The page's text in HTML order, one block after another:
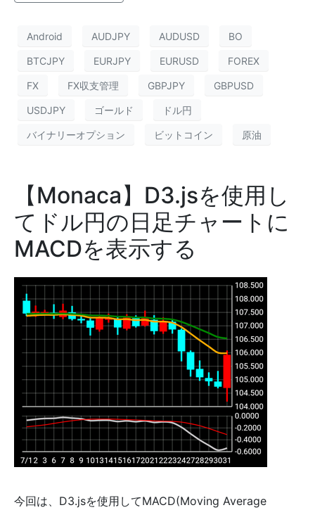
Android AUDJPY AUDUSD BO
BTCJPY EURJPY EURUSD FOREX
FX FX収支管理 GBPJPY GBPUSD
USDJPY ゴールド ドル円
バイナリーオプション ビットコイン 原油
【Monaca】D3.jsを使用し
てドル円の日足チャートに
MACDを表示する
今回は、D3.jsを使用してMACD(Moving Average